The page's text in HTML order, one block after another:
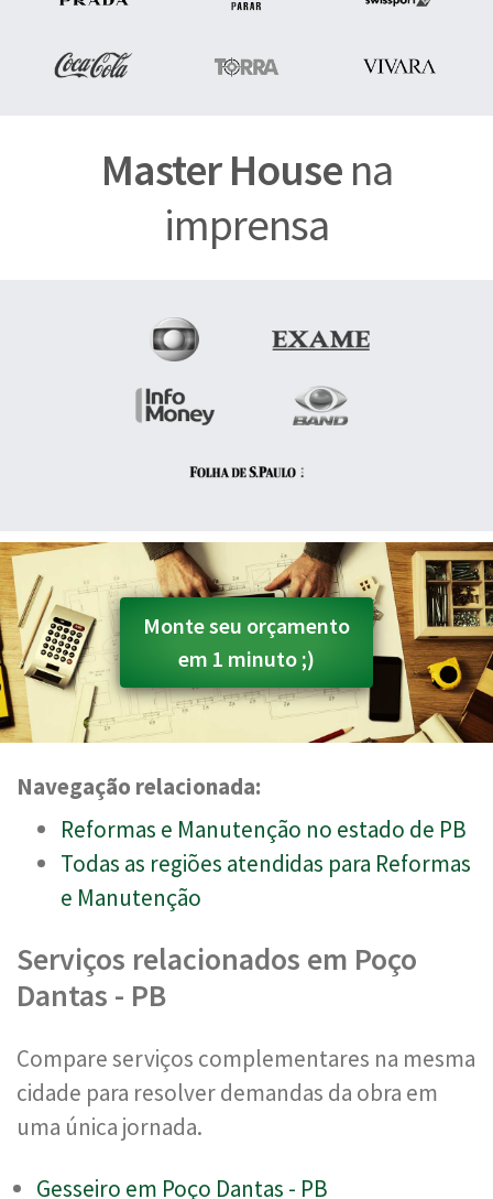
Master Housena
imprensa
Monte seu orçamento
em 1 minuto ;)
Navegação relacionada:
Reformas e Manutenção no estado de PB
Todas as regiões atendidas para Reformas
e Manutenção
Serviços relacionados em Poço
Dantas - PB
Compare serviços complementares na mesma
cidade para resolver demandas da obra em
uma única jornada.
Gesseiro em Poço Dantas - PB